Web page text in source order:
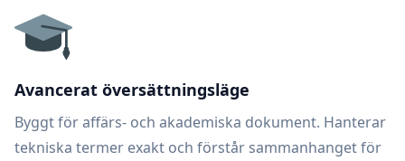
Avancerat översättningsläge
Byggt för affärs- och akademiska dokument. Hanterar
tekniska termer exakt och förstår sammanhanget för